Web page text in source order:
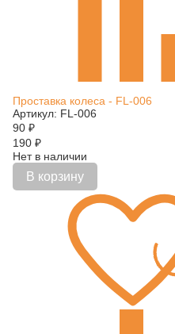
Проставка колеса - FL-006
Артикул: FL-006
90 ₽
190 ₽
Нет в наличии
В корзину